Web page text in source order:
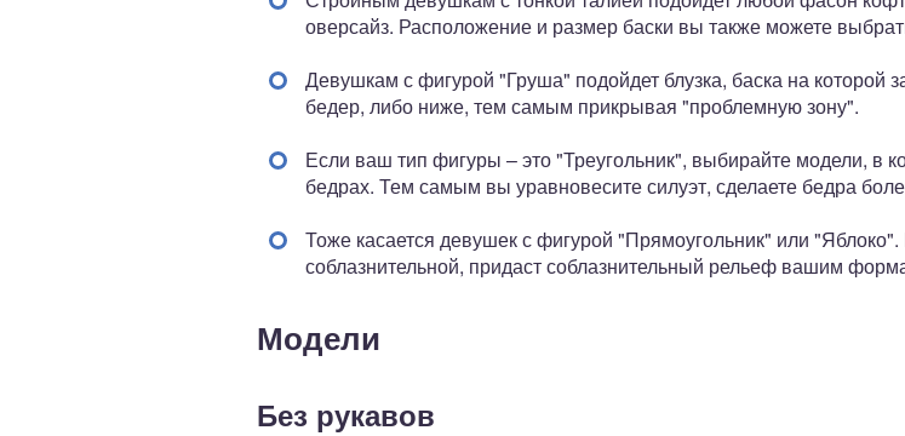
оверсайз. Расположение и размер баски вы также можете
Девушкам с фигурой "Груша" подойдет блузка, баска на которой
бедер, либо ниже, тем самым прикрывая "проблемную зону".
Если ваш тип фигуры – это "Треугольник", выбирайте модели, в
бедрах. Тем самым вы уравновесите силуэт, сделаете бедра
Тоже касается девушек с фигурой "Прямоугольник" или
соблазнительной, придаст соблазнительный рельеф вашим
Модели
Без рукавов